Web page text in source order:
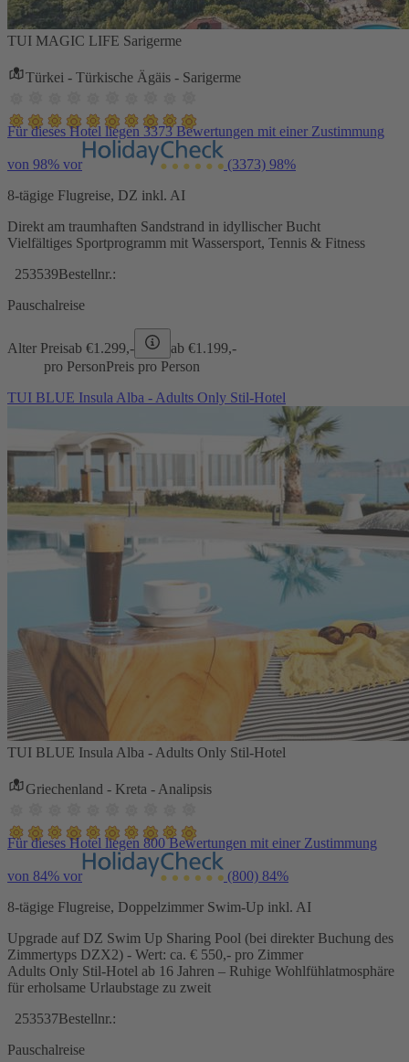
TUI MAGIC LIFE Sarigerme
Türkei - Türkische Ägäis - Sarigerme
Für dieses Hotel liegen 3373 Bewertungen mit einer Zustimmung
von 98% vor (3373) 98%
8-tägige Flugreise, DZ inkl. AI
Direkt am traumhaften Sandstrand in idyllischer Bucht
Vielfältiges Sportprogramm mit Wassersport, Tennis & Fitness
253539Bestellnr.:
Pauschalreise
Alter Preisab €1.299,- ab €1.199,-
pro PersonPreis pro Person
TUI BLUE Insula Alba - Adults Only Stil-Hotel
TUI BLUE Insula Alba - Adults Only Stil-Hotel
Griechenland - Kreta - Analipsis
Für dieses Hotel liegen 800 Bewertungen mit einer Zustimmung
von 84% vor (800) 84%
8-tägige Flugreise, Doppelzimmer Swim-Up inkl. AI
Upgrade auf DZ Swim Up Sharing Pool (bei direkter Buchung des
Zimmertyps DZX2) - Wert: ca. € 550,- pro Zimmer
Adults Only Stil-Hotel ab 16 Jahren – Ruhige Wohlfühlatmosphäre
für erholsame Urlaubstage zu zweit
253537Bestellnr.:
Pauschalreise